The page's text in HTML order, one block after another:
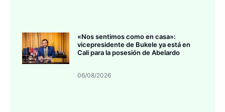
«Nos sentimos como en casa»:
vicepresidente de Bukele ya está en
Cali para la posesión de Abelardo
06/08/2026